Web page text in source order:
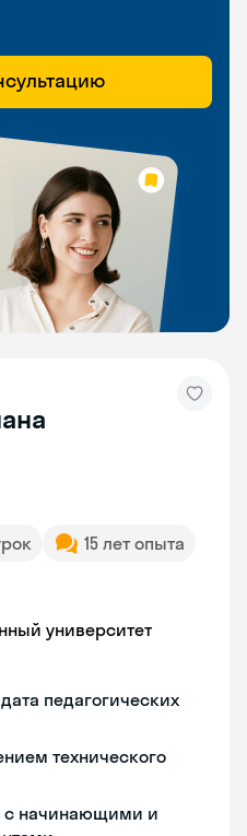
15 лет опыта
университет
педагогических
технического
с начинающими и